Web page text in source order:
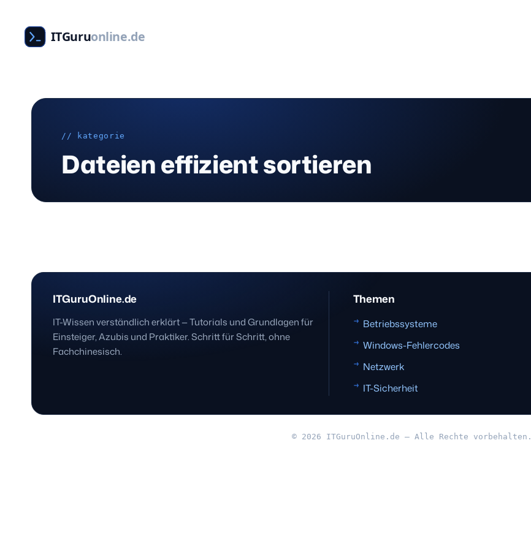
Inhalt
springen
ITGuruonline.de
// kategorie
Dateien effizient sortieren
ITGuruOnline.de
IT-Wissen verständlich erklärt — Tutorials und Grundlagen für
Einsteiger, Azubis und Praktiker. Schritt für Schritt, ohne
Fachchinesisch.
Themen
Betriebssysteme
Windows-Fehlercodes
Netzwerk
IT-Sicherheit
© 2026 ITGuruOnline.de — Alle Rechte vorbehalten.